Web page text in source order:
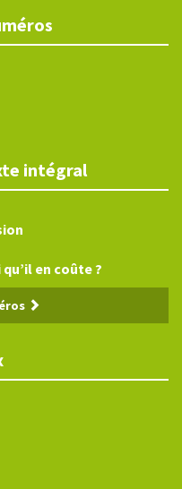
intégral
en coûte ?